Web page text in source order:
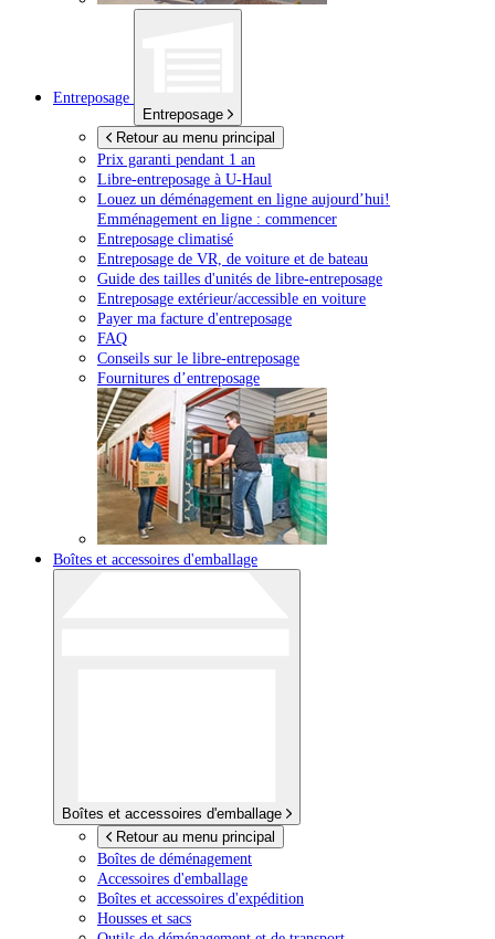
Entreposage
Entreposage
Retour au menu principal
Prix garanti pendant 1 an
Libre-entreposage à U-Haul
Louez un déménagement en ligne aujourd’hui!
Emménagement en ligne : commencer
Entreposage climatisé
Entreposage de VR, de voiture et de bateau
Guide des tailles d'unités de libre-entreposage
Entreposage extérieur/accessible en voiture
Payer ma facture d'entreposage
FAQ
Conseils sur le libre-entreposage
Fournitures d’entreposage
Boîtes et accessoires d'emballage
Boîtes et accessoires d'emballage
Retour au menu principal
Boîtes de déménagement
Accessoires d'emballage
Boîtes et accessoires d'expédition
Housses et sacs